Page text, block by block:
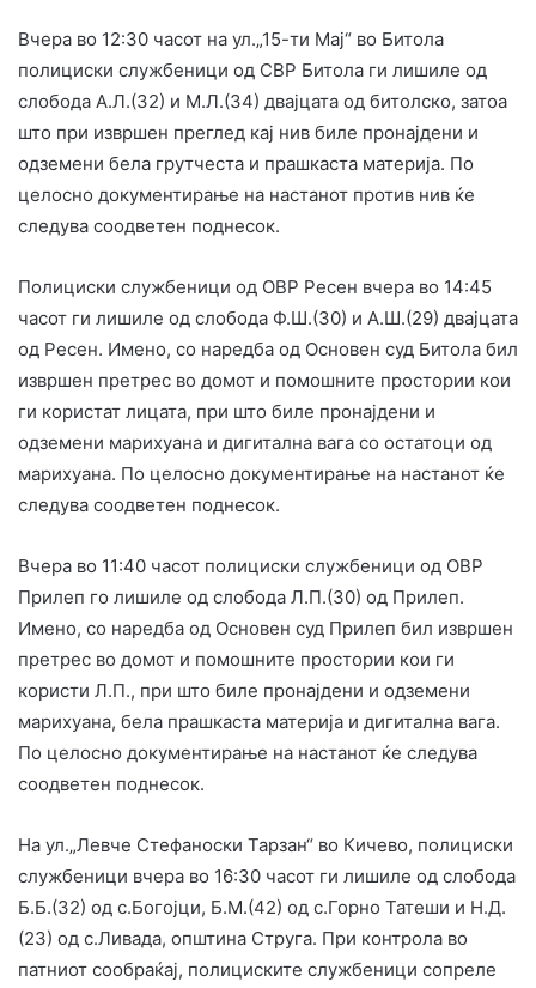
Вчера во 12:30 часот на ул.„15-ти Мај“ во Битола
полициски службеници од СВР Битола ги лишиле од
слобода А.Л.(32) и М.Л.(34) двајцата од битолско, затоа
што при извршен преглед кај нив биле пронајдени и
одземени бела грутчеста и прашкаста материја. По
целосно документирање на настанот против нив ќе
следува соодветен поднесок.
Полициски службеници од ОВР Ресен вчера во 14:45
часот ги лишиле од слобода Ф.Ш.(30) и А.Ш.(29) двајцата
од Ресен. Имено, со наредба од Основен суд Битола бил
извршен претрес во домот и помошните простории кои
ги користат лицата, при што биле пронајдени и
одземени марихуана и дигитална вага со остатоци од
марихуана. По целосно документирање на настанот ќе
следува соодветен поднесок.
Вчера во 11:40 часот полициски службеници од ОВР
Прилеп го лишиле од слобода Л.П.(30) од Прилеп.
Имено, со наредба од Основен суд Прилеп бил извршен
претрес во домот и помошните простории кои ги
користи Л.П., при што биле пронајдени и одземени
марихуана, бела прашкаста материја и дигитална вага.
По целосно документирање на настанот ќе следува
соодветен поднесок.
На ул.„Левче Стефаноски Тарзан“ во Кичево, полициски
службеници вчера во 16:30 часот ги лишиле од слобода
Б.Б.(32) од с.Богојци, Б.М.(42) од с.Горно Татеши и Н.Д.
(23) од с.Ливада, општина Струга. При контрола во
патниот сообраќај, полициските службеници сопреле